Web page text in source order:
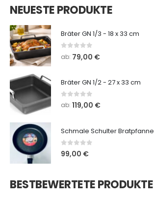
NEUESTE PRODUKTE
Bräter GN 1/3 - 18 x 33 cm
out of 5
ab: 79,00 €
Bräter GN 1/2 - 27 x 33 cm
out of 5
ab: 119,00 €
Schmale Schulter Bratpfanne
0out of 5
99,00 €
BESTBEWERTETE PRODUKTE